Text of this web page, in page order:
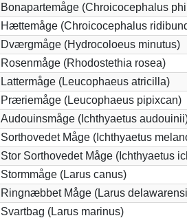
Bonapartemåge (Chroicocephalus
Hættemåge (Chroicocephalus
Dværgmåge (Hydrocoloeus minutus)
Rosenmåge (Rhodostethia rosea)
Lattermåge (Leucophaeus atricilla)
Præriemåge (Leucophaeus pipixcan)
Audouinsmåge (Ichthyaetus
Sorthovedet Måge (Ichthyaetus
Stor Sorthovedet Måge (Ichthyaetus
Stormmåge (Larus canus)
Ringnæbbet Måge (Larus
Svartbag (Larus marinus)